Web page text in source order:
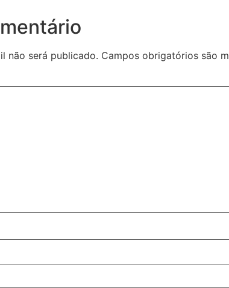
não será publicado. Campos obrigatórios são